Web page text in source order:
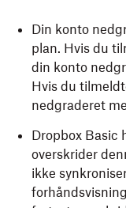
Din konto
plan. Hvis du
din konto
Hvis du
nedgraderet
Dropbox Basic
overskrider
ikke